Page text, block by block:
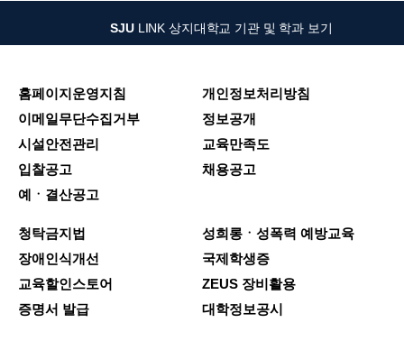
SJU LINK 상지대학교 기관 및 학과 보기
홈페이지운영지침
개인정보처리방침
이메일무단수집거부
정보공개
시설안전관리
교육만족도
입찰공고
채용공고
예ㆍ결산공고
청탁금지법
성희롱ㆍ성폭력 예방교육
장애인식개선
국제학생증
교육할인스토어
ZEUS 장비활용
증명서 발급
대학정보공시